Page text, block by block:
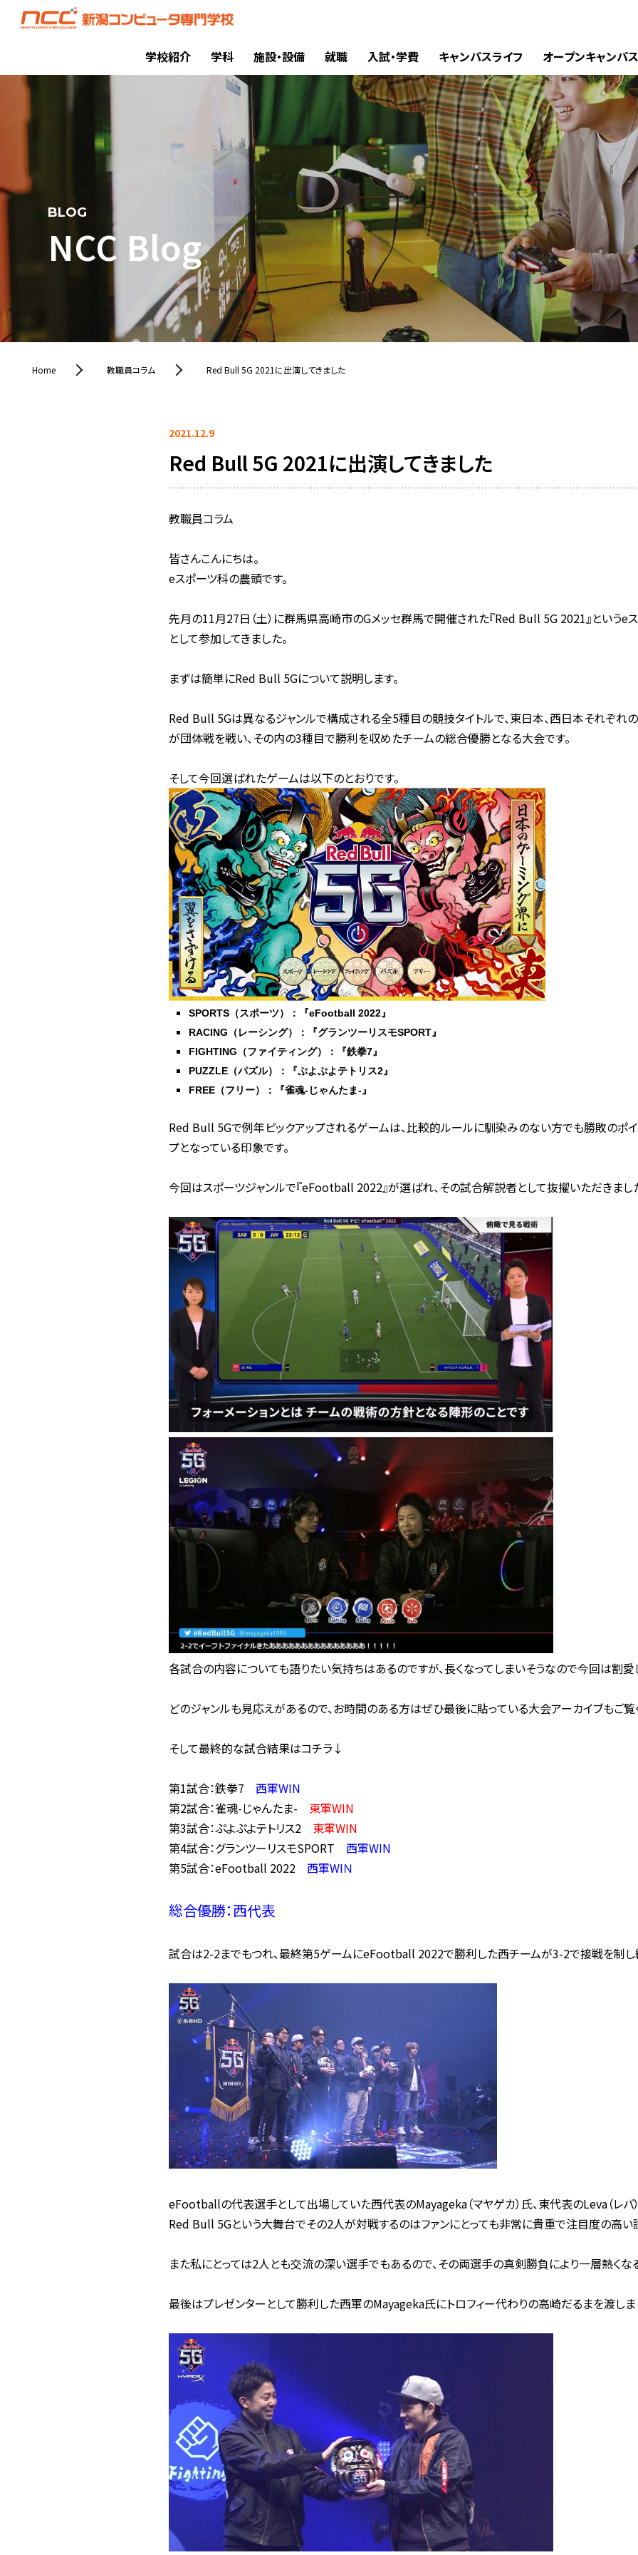
学校紹介 学科 施設・設備 就職 入試・学費 キャンパスライフ オープンキャンパス
BLOG
NCC Blog
Home 教職員コラム Red Bull 5G 2021に出演してきました
2021.12.9
Red Bull 5G 2021に出演してきました
教職員コラム
皆さんこんにちは。
eスポーツ科の農頭です。
先月の11月27日（土）に群馬県高崎市のGメッセ群馬で開催された『Red Bull 5G 2021』という
として参加してきました。
まずは簡単にRed Bull 5Gについて説明します。
Red Bull 5Gは異なるジャンルで構成される全5種目の競技タイトルで、東日本、西日本それぞれ
が団体戦を戦い、その内の3種目で勝利を収めたチームの総合優勝となる大会です。
そして今回選ばれたゲームは以下のとおりです。
SPORTS（スポーツ）：『eFootball 2022』
RACING（レーシング）：『グランツーリスモSPORT』
FIGHTING（ファイティング）：『鉄拳7』
PUZZLE（パズル）：『ぷよぷよテトリス2』
FREE（フリー）：『雀魂-じゃんたま-』
Red Bull 5Gで例年ピックアップされるゲームは、比較的ルールに馴染みのない方でも勝敗のポイ
プとなっている印象です。
今回はスポーツジャンルで『eFootball 2022』が選ばれ、その試合解説者として抜擢いただきまし
各試合の内容についても語りたい気持ちはあるのですが、長くなってしまいそうなので今回は割愛
どのジャンルも見応えがあるので、お時間のある方はぜひ最後に貼っている大会アーカイブもご覧
そして最終的な試合結果はコチラ↓
第1試合：鉄拳7 西軍WIN
第2試合：雀魂-じゃんたま- 東軍WIN
第3試合：ぷよぷよテトリス2 東軍WIN
第4試合：グランツーリスモSPORT 西軍WIN
第5試合：eFootball 2022 西軍WIＮ
総合優勝：西代表
試合は2-2までもつれ、最終第5ゲームにeFootball 2022で勝利した西チームが3-2で接戦を制し
eFootballの代表選手として出場していた西代表のMayageka（マヤゲカ）氏、東代表のLeva（レバ
Red Bull 5Gという大舞台でその2人が対戦するのはファンにとっても非常に貴重で注目度の高い
また私にとっては2人とも交流の深い選手でもあるので、その両選手の真剣勝負により一層熱くな
最後はプレゼンターとして勝利した西軍のMayageka氏にトロフィー代わりの高崎だるまを渡しま